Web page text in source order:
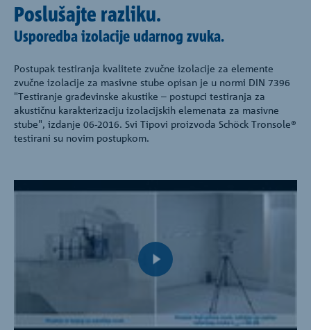
Poslušajte razliku.
Usporedba izolacije udarnog zvuka.
Postupak testiranja kvalitete zvučne izolacije za elemente
zvučne izolacije za masivne stube opisan je u normi DIN 7396
"Testiranje građevinske akustike – postupci testiranja za
akustičnu karakterizaciju izolacijskih elemenata za masivne
stube", izdanje 06-2016. Svi Tipovi proizvoda Schöck Tronsole®
testirani su novim postupkom.